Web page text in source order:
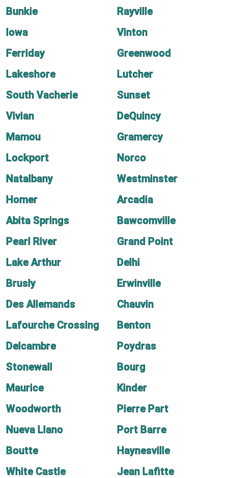
Bunkie
Rayville
Iowa
Vinton
Ferriday
Greenwood
Lakeshore
Lutcher
South Vacherie
Sunset
Vivian
DeQuincy
Mamou
Gramercy
Lockport
Norco
Natalbany
Westminster
Homer
Arcadia
Abita Springs
Bawcomville
Pearl River
Grand Point
Lake Arthur
Delhi
Brusly
Erwinville
Des Allemands
Chauvin
Lafourche Crossing
Benton
Delcambre
Poydras
Stonewall
Bourg
Maurice
Kinder
Woodworth
Pierre Part
Nueva Llano
Port Barre
Boutte
Haynesville
White Castle
Jean Lafitte